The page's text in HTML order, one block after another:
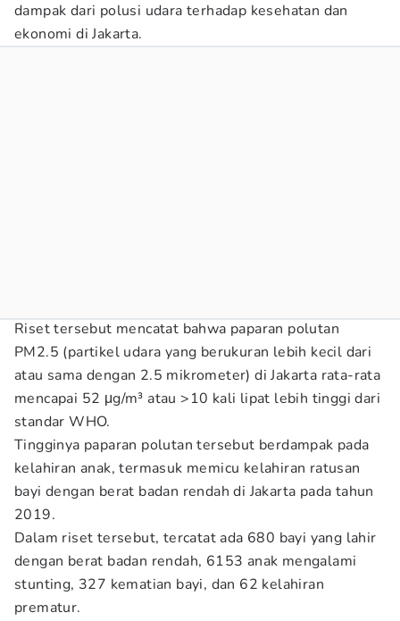
dampak dari polusi udara terhadap kesehatan dan
ekonomi di Jakarta.
Riset tersebut mencatat bahwa paparan polutan
PM2.5 (partikel udara yang berukuran lebih kecil dari
atau sama dengan 2.5 mikrometer) di Jakarta rata-rata
mencapai 52 μg/m³ atau >10 kali lipat lebih tinggi dari
standar WHO.
Tingginya paparan polutan tersebut berdampak pada
kelahiran anak, termasuk memicu kelahiran ratusan
bayi dengan berat badan rendah di Jakarta pada tahun
2019.
Dalam riset tersebut, tercatat ada 680 bayi yang lahir
dengan berat badan rendah, 6153 anak mengalami
stunting, 327 kematian bayi, dan 62 kelahiran
prematur.